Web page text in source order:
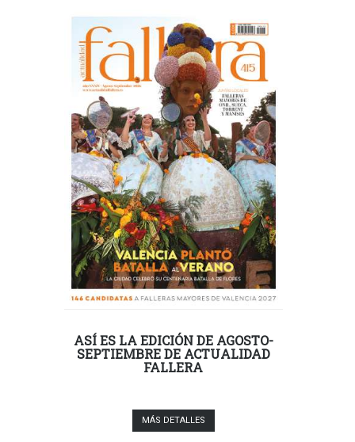
ASÍ ES LA EDICIÓN DE AGOSTO-
SEPTIEMBRE DE ACTUALIDAD
FALLERA
MÁS DETALLES